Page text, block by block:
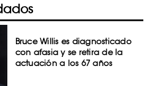
Bruce Willis es diagnosticado
con afasia y se retira de la
actuación a los 67 años